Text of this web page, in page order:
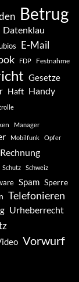
Betrug
Datenklau
E-Mail
FDP Festnahme
Gesetze
Haft Handy
Manager
Mobilfunk Opfer
Rechnung
Schutz Schweiz
Spam Sperre
Telefonieren
Urheberrecht
Vorwurf